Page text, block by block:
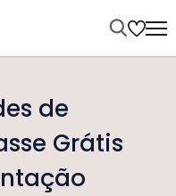
de
Grátis